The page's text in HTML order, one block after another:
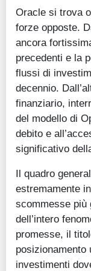
Oracle si trova
forze opposte.
ancora
precedenti e la
flussi di
decennio.
finanziario,
del modello di
debito e
significativo
Il quadro
estremamente
scommesse più
dell’intero
promesse, il
posizionamento
investimenti